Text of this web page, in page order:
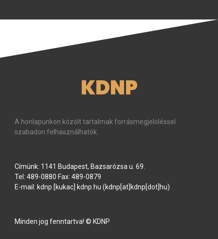
KDNP
A honlapunkon közölt tartalmak forrásmegjelöléssel
szabadon felhasználhatók.
Címünk: 1141 Budapest, Bazsarózsa u. 69.
Tel: 489-0880 Fax: 489-0879
E-mail: kdnp [kukac] kdnp hu (kdnp[at]kdnp[dot]hu)
Minden jog fenntartva! © KDNP